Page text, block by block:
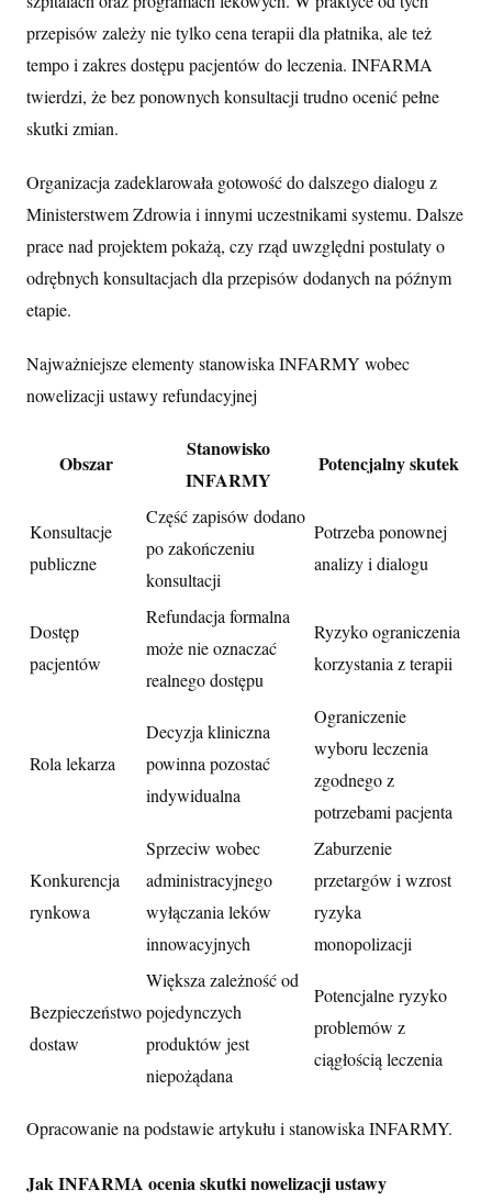
przepisów zależy nie tylko cena terapii dla płatnika, ale też
tempo i zakres dostępu pacjentów do leczenia. INFARMA
twierdzi, że bez ponownych konsultacji trudno ocenić pełne
skutki zmian.
Organizacja zadeklarowała gotowość do dalszego dialogu z
Ministerstwem Zdrowia i innymi uczestnikami systemu. Dalsze
prace nad projektem pokażą, czy rząd uwzględni postulaty o
odrębnych konsultacjach dla przepisów dodanych na późnym
etapie.
Najważniejsze elementy stanowiska INFARMY wobec
nowelizacji ustawy refundacyjnej
Obszar
Stanowisko
INFARMY
Potencjalny skutek
Konsultacje
publiczne
Część zapisów dodano
po zakończeniu
konsultacji
Potrzeba ponownej
analizy i dialogu
Dostęp
pacjentów
Refundacja formalna
może nie oznaczać
realnego dostępu
Ryzyko ograniczenia
korzystania z terapii
Rola lekarza
Decyzja kliniczna
powinna pozostać
indywidualna
Ograniczenie
wyboru leczenia
zgodnego z
potrzebami pacjenta
Konkurencja
rynkowa
Sprzeciw wobec
administracyjnego
wyłączania leków
innowacyjnych
Zaburzenie
przetargów i wzrost
ryzyka
monopolizacji
Bezpieczeństwo
dostaw
Większa zależność od
pojedynczych
produktów jest
niepożądana
Potencjalne ryzyko
problemów z
ciągłością leczenia
Opracowanie na podstawie artykułu i stanowiska INFARMY.
Jak INFARMA ocenia skutki nowelizacji ustawy